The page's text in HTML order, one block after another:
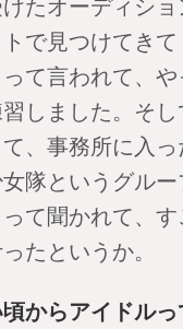
たオーディショ
で見つけてきて
って言われて、
しました。そ
、事務所に入
隊というグル
て聞かれて、
たというか。
からアイドルっ